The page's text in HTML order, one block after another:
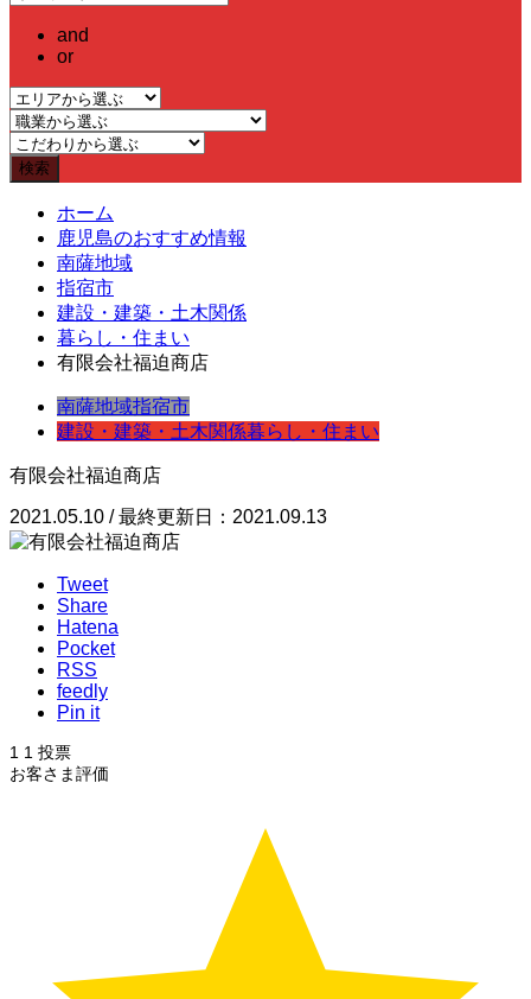
and
or
ホーム
鹿児島のおすすめ情報
南薩地域
指宿市
建設・建築・土木関係
暮らし・住まい
有限会社福迫商店
南薩地域指宿市
建設・建築・土木関係暮らし・住まい
有限会社福迫商店
2021.05.10 / 最終更新日：2021.09.13
Tweet
Share
Hatena
Pocket
RSS
feedly
Pin it
1 1 投票
お客さま評価